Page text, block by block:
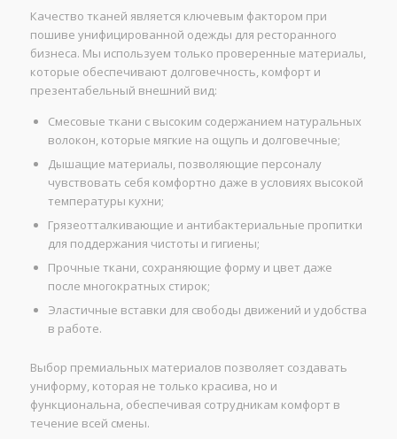
Качество тканей является ключевым фактором при
пошиве унифицированной одежды для ресторанного
бизнеса. Мы используем только проверенные материалы,
которые обеспечивают долговечность, комфорт и
презентабельный внешний вид:
Смесовые ткани с высоким содержанием натуральных
волокон, которые мягкие на ощупь и долговечные;
Дышащие материалы, позволяющие персоналу
чувствовать себя комфортно даже в условиях высокой
температуры кухни;
Грязеотталкивающие и антибактериальные пропитки
для поддержания чистоты и гигиены;
Прочные ткани, сохраняющие форму и цвет даже
после многократных стирок;
Эластичные вставки для свободы движений и удобства
в работе.
Выбор премиальных материалов позволяет создавать
униформу, которая не только красива, но и
функциональна, обеспечивая сотрудникам комфорт в
течение всей смены.